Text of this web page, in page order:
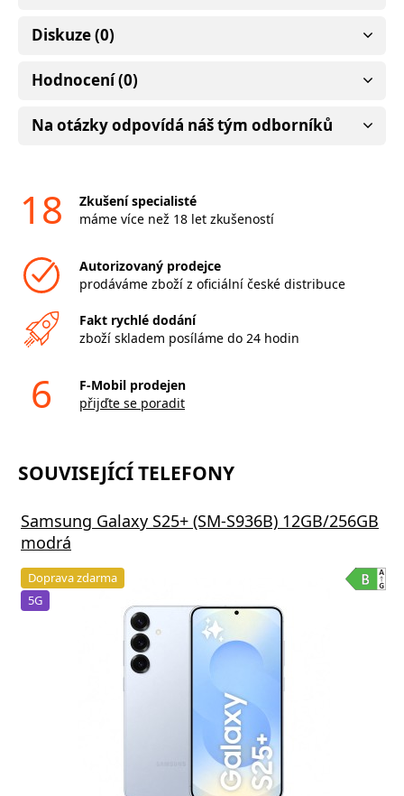
Diskuze (0)
Hodnocení (0)
Na otázky odpovídá náš tým odborníků
18
Zkušení specialisté
máme více než 18 let zkušeností
Autorizovaný prodejce
prodáváme zboží z oficiální české distribuce
Fakt rychlé dodání
zboží skladem posíláme do 24 hodin
6
F-Mobil prodejen
přijďte se poradit
SOUVISEJÍCÍ TELEFONY
Samsung Galaxy S25+ (SM-S936B) 12GB/256GB
modrá
Doprava zdarma
5G